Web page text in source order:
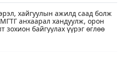
хайгуулын ажилд саад болж
анхаарал хандуулж, орон
зохион байгуулах үүрэг өглөө